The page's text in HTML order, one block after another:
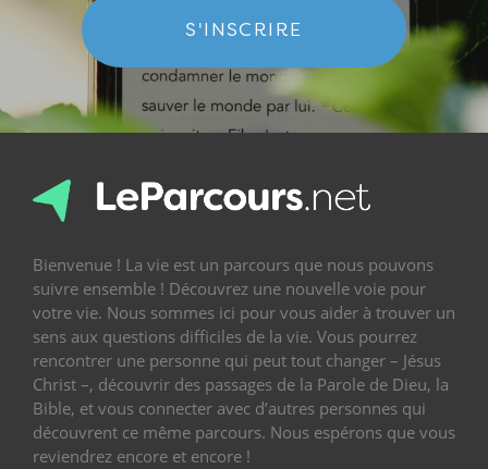
S'INSCRIRE
Bienvenue ! La vie est un parcours que nous pouvons
suivre ensemble ! Découvrez une nouvelle voie pour
votre vie. Nous sommes ici pour vous aider à trouver un
sens aux questions difficiles de la vie. Vous pourrez
rencontrer une personne qui peut tout changer – Jésus
Christ –, découvrir des passages de la Parole de Dieu, la
Bible, et vous connecter avec d’autres personnes qui
découvrent ce même parcours. Nous espérons que vous
reviendrez encore et encore !